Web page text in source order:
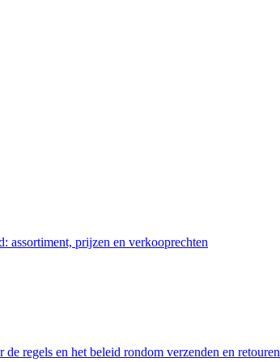
assortiment, prijzen en verkooprechten
de regels en het beleid rondom verzenden en retouren